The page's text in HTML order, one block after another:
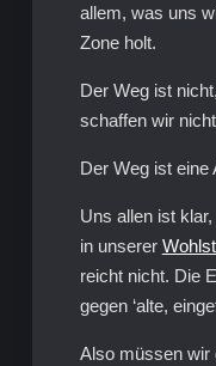
allem, was uns
Zone holt.
Der Weg ist
schaffen wir
Der Weg ist eine
Uns allen ist
in unserer
reicht nicht. Die
gegen ‘alte,
Also müssen wir